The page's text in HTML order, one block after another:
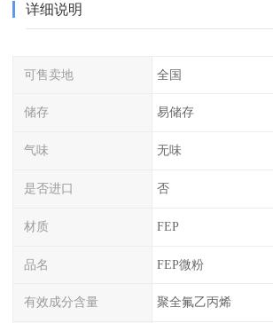
详细说明
可售卖地 全国
储存 易储存
气味 无味
是否进口 否
材质 FEP
品名 FEP微粉
有效成分含量 聚全氟乙丙烯